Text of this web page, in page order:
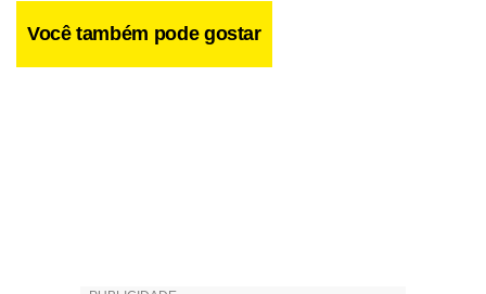
Você também pode gostar